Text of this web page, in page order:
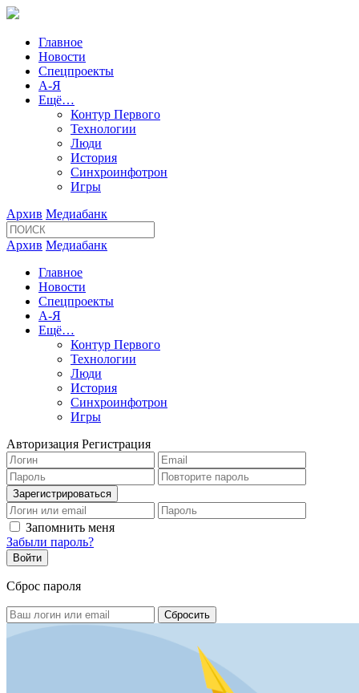
Главное
Новости
Спецпроекты
А-Я
Ещё…
Контур Первого
Технологии
Люди
История
Синхроинфотрон
Игры
Архив Медиабанк
Архив Медиабанк
Главное
Новости
Спецпроекты
А-Я
Ещё…
Контур Первого
Технологии
Люди
История
Синхроинфотрон
Игры
Авторизация Регистрация
Запомнить меня
Забыли пароль?
Сброс пароля